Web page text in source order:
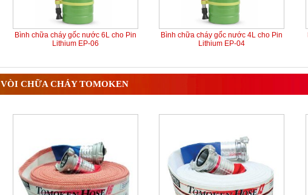
Bình chữa cháy gốc nước 6L cho Pin
Lithium EP-06
Bình chữa cháy gốc nước 4L cho Pin
Lithium EP-04
VÒI CHỮA CHÁY TOMOKEN